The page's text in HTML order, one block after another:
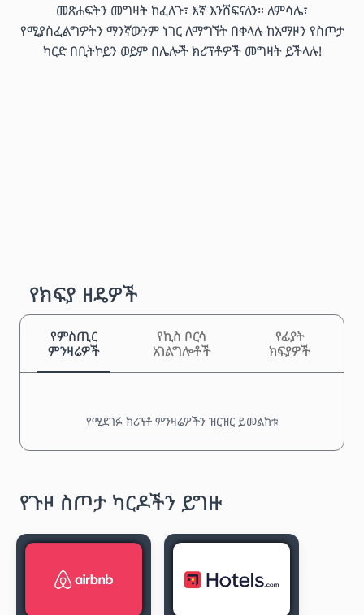
መጽሐፍትን መግዛት ከፈለጉ፣ እኛ እንሸፍናለን። ለምሳሌ፣
የሚያስፈልግዎትን ማንኛውንም ነገር ለማግኘት በቀላሉ ከአማዞን የስጦታ
ካርድ በቢትኮይን ወይም በሌሎች ክሪፕቶዎች መግዛት ይችላሉ!
የክፍያ ዘዴዎች
የምስጢር
ምንዛሬዎች
የኪስ ቦርሳ
አገልግሎቶች
የፊያት
ክፍያዎች
የሚደገፉ ክሪፕቶ ምንዛሬዎችን ዝርዝር ይመልከቱ
የጉዞ ስጦታ ካርዶችን ይግዙ